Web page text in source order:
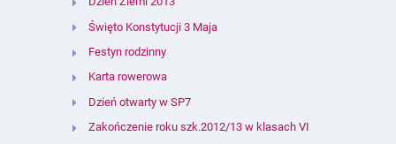
Święto Konstytucji 3 Maja
Festyn rodzinny
Karta rowerowa
Dzień otwarty w SP7
Zakończenie roku szk.2012/13 w klasach VI